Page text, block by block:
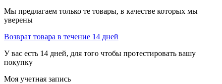
Мы предлагаем только те товары, в качестве которых мы
уверены
Возврат товара в течение 14 дней
У вас есть 14 дней, для того чтобы протестировать вашу
покупку
Моя учетная запись